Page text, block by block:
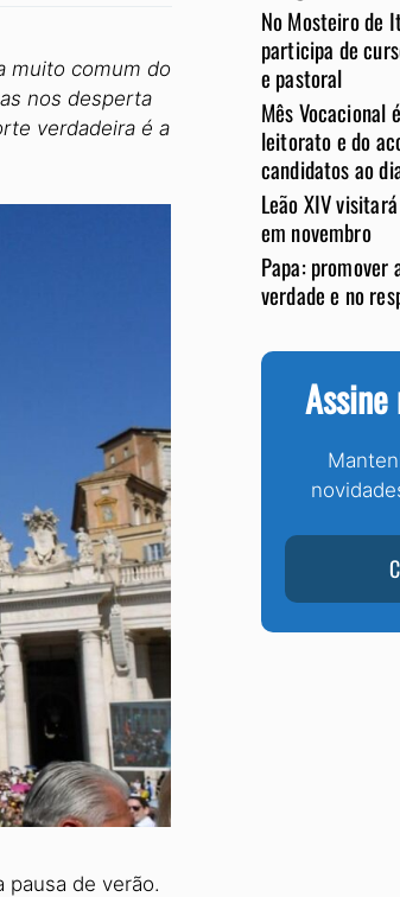
muito comum do
nos desperta
verdadeira é a
pausa de verão.
No Mosteiro de
participa de
e pastoral
Mês Vocacional
leitorato e do
candidatos ao
Leão XIV
em novembro
Papa: promover
verdade e no